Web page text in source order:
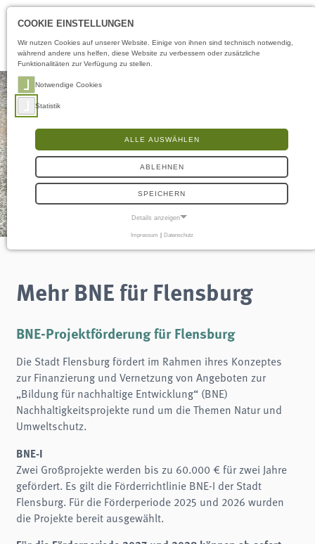
Öffnungszeiten
Mehr BNE für Flensburg
BNE-Projektförderung für Flensburg
Die Stadt Flensburg fördert im Rahmen ihres Konzeptes
zur Finanzierung und Vernetzung von Angeboten zur
„Bildung für nachhaltige Entwicklung“ (BNE)
Nachhaltigkeitsprojekte rund um die Themen Natur und
Umweltschutz.
BNE-I
Zwei Großprojekte werden bis zu 60.000 € für zwei Jahre
gefördert. Es gilt die Förderrichtlinie BNE-I der Stadt
Flensburg. Für die Förderperiode 2025 und 2026 wurden
die Projekte bereit ausgewählt.
COOKIE EINSTELLUNGEN
Wir nutzen Cookies auf unserer Website. Einige von ihnen sind technisch notwendig,
während andere uns helfen, diese Website zu verbessern oder zusätzliche
Funktionalitäten zur Verfügung zu stellen.
Notwendige Cookies
Statistik
ALLE AUSWÄHLEN
ABLEHNEN
SPEICHERN
Details anzeigen
Frontend User
naturwissenschaftliches-museum.de
Zweck:
Login
Cookie Laufzeit:
Session
Einverständnis-Cookie
cookie_consent
Dieser Cookie speichert die ausgewählten Einverständnis-Optionen des Benutzers
Impressum | Datenschutz